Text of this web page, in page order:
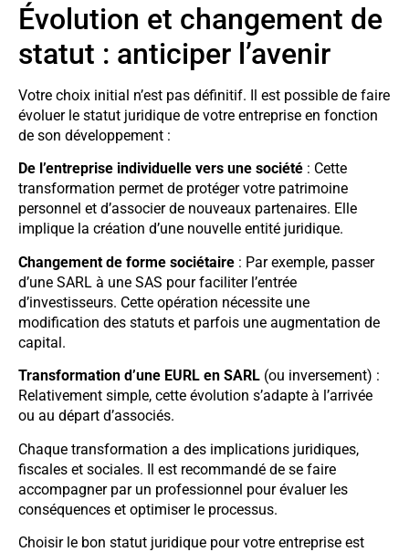
Évolution et changement de
statut : anticiper l’avenir
Votre choix initial n’est pas définitif. Il est possible de faire
évoluer le statut juridique de votre entreprise en fonction
de son développement :
De l’entreprise individuelle vers une société : Cette
transformation permet de protéger votre patrimoine
personnel et d’associer de nouveaux partenaires. Elle
implique la création d’une nouvelle entité juridique.
Changement de forme sociétaire : Par exemple, passer
d’une SARL à une SAS pour faciliter l’entrée
d’investisseurs. Cette opération nécessite une
modification des statuts et parfois une augmentation de
capital.
Transformation d’une EURL en SARL (ou inversement) :
Relativement simple, cette évolution s’adapte à l’arrivée
ou au départ d’associés.
Chaque transformation a des implications juridiques,
fiscales et sociales. Il est recommandé de se faire
accompagner par un professionnel pour évaluer les
conséquences et optimiser le processus.
Choisir le bon statut juridique pour votre entreprise est